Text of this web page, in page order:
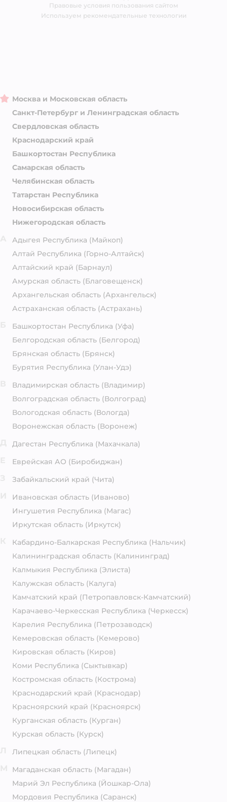
Правовые условия пользования сайтом
Используем рекомендательные технологии
Москва и Московская область
Санкт-Петербург и Ленинградская область
Свердловская область
Краснодарский край
Башкортостан Республика
Самарская область
Челябинская область
Татарстан Республика
Новосибирская область
Нижегородская область
Адыгея Республика (Майкоп)
Алтай Республика (Горно-Алтайск)
Алтайский край (Барнаул)
Амурская область (Благовещенск)
Архангельская область (Архангельск)
Астраханская область (Астрахань)
Башкортостан Республика (Уфа)
Белгородская область (Белгород)
Брянская область (Брянск)
Бурятия Республика (Улан-Удэ)
Владимирская область (Владимир)
Волгоградская область (Волгоград)
Вологодская область (Вологда)
Воронежская область (Воронеж)
Дагестан Республика (Махачкала)
Еврейская АО (Биробиджан)
Забайкальский край (Чита)
Ивановская область (Иваново)
Ингушетия Республика (Магас)
Иркутская область (Иркутск)
Кабардино-Балкарская Республика (Нальчик)
Калининградская область (Калининград)
Калмыкия Республика (Элиста)
Калужская область (Калуга)
Камчатский край (Петропавловск-Камчатский)
Карачаево-Черкесская Республика (Черкесск)
Карелия Республика (Петрозаводск)
Кемеровская область (Кемерово)
Кировская область (Киров)
Коми Республика (Сыктывкар)
Костромская область (Кострома)
Краснодарский край (Краснодар)
Красноярский край (Красноярск)
Курганская область (Курган)
Курская область (Курск)
Липецкая область (Липецк)
Магаданская область (Магадан)
Марий Эл Республика (Йошкар-Ола)
Мордовия Республика (Саранск)